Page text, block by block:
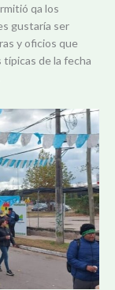
qa los
gustaría ser
y oficios que
típicas de la fecha